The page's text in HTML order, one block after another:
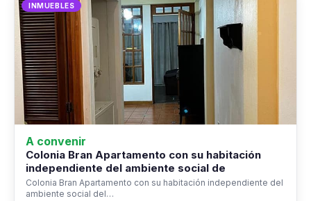
INMUEBLES
A convenir
Colonia Bran Apartamento con su habitación
independiente del ambiente social de
Colonia Bran Apartamento con su habitación independiente del
ambiente social del…